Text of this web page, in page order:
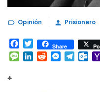
 Opinión  Prisionero
Facebook
TwitterShare
Message
LinkedInRedditMessenger
♣